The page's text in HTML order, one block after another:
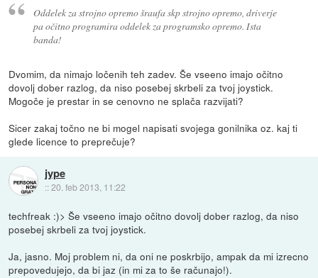
Oddelek za strojno opremo šraufa skp strojno opremo, driverje
pa očitno programira oddelek za programsko opremo. Ista
banda!
Dvomim, da nimajo ločenih teh zadev. Še vseeno imajo očitno
dovolj dober razlog, da niso posebej skrbeli za tvoj joystick.
Mogoče je prestar in se cenovno ne splača razvijati?
Sicer zakaj točno ne bi mogel napisati svojega gonilnika oz. kaj ti
glede licence to preprečuje?
jype
::20. feb 2013, 11:22
techfreak :)> Še vseeno imajo očitno dovolj dober razlog, da niso
posebej skrbeli za tvoj joystick.
Ja, jasno. Moj problem ni, da oni ne poskrbijo, ampak da mi izrecno
prepovedujejo, da bi jaz (in mi za to še računajo!).